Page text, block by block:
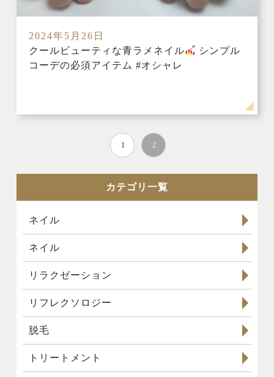
2024年5月26日
クールビューティな青ラメネイル
シンプル
コーデの必須アイテム #オシャレ
1 2
カテゴリ一覧
ネイル
ネイル
リラクゼーション
リフレクソロジー
脱毛
トリートメント